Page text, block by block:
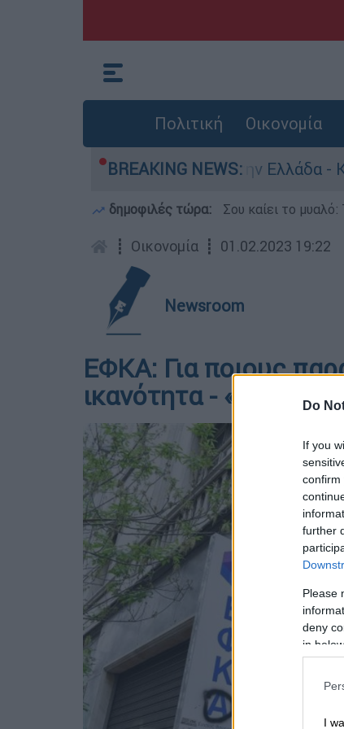
Do
If you
confirm
further
Please
deny
in
I
Πολιτική Οικονομία
BREAKING NEWS:
για ανθρωποκτονίες στην Ελλάδα -
δημοφιλές τώρα: Σου καίει το
┋ Οικονομία ┋ 01.02.2023 19:22
Newsroom
ΕΦΚΑ: Για ποιους
ικανότητα - «Ανάσα»